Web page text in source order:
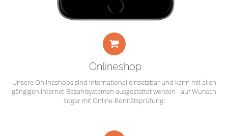
Onlineshop
Unsere Onlineshops sind international einsetzbar und kann mit allen
gängigen Internet-Bezahlsystemen ausgestattet werden - auf Wunsch
sogar mit Online-Bonitätsprüfung!